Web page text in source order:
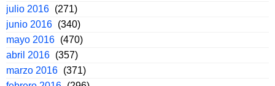
julio 2016 (271)
junio 2016 (340)
mayo 2016 (470)
abril 2016 (357)
marzo 2016 (371)